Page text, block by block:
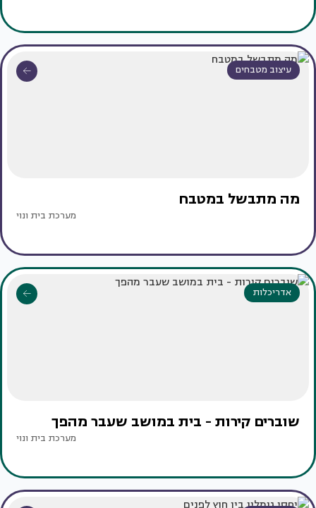
עיצוב מטבחים
מה מתבשל במטבח
מערכת בית ונוי
אדריכלות
שוברים קירות - בית במושב שעבר מהפך
מערכת בית ונוי